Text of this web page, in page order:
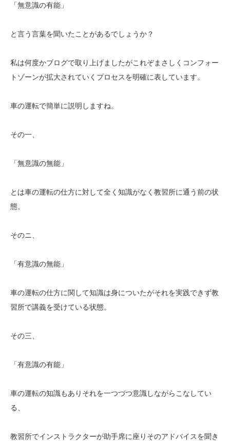
「無意識の有能」
と言う言葉を聞いたことがあるでしょうか？
私は何度かブログで取り上げましたがこれぞまさしくコンフォー
トゾーンが拡大されていくプロセスを明確に表しています。
車の運転で簡単に説明しますね。
その一、
「無意識の無能」
とは車の運転の仕方に対して全く知識がなく教習所に通う前の状
態。
そのニ、
「有意識の無能」
車の運転の仕方に関して知識は身についたがそれを実践できず教
習所で講義を受けている状態。
その三、
「有意識の有能」
車の運転の知識もありそれを一つづつ意識しながらこなしてい
る、
教習所でインストラクターが助手席に座りそのアドバイスを聞き